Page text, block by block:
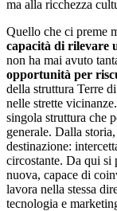
ma alla ricchezza
Quello che ci preme
capacità di rilevare
non ha mai avuto
opportunità per
della struttura Terre
nelle strette
singola struttura che
generale. Dalla
destinazione:
circostante. Da qui si
nuova, capace di
lavora nella stessa
tecnologia e